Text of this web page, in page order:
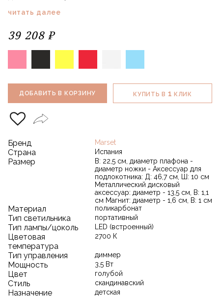
читать далее
39 208 ₽
ДОБАВИТЬ В КОРЗИНУ КУПИТЬ В 1 КЛИК
Бренд Marset
Страна Испания
Размер
В: 22,5 см, диаметр плафона -
диаметр ножки - Аксессуар для
подлокотника: Д: 46,7 см, Ш: 10 см
Металлический дисковый
аксессуар: диаметр - 13,5 см, В: 1,1
см Магнит: диаметр - 1,6 см, В: 1 см
Материал поликарбонат
Тип светильника портативный
Тип лампы/цоколь LED (встроенный)
Цветовая
температура
2700 К
Тип управления диммер
Мощность 3,5 Вт
Цвет голубой
Стиль скандинавский
Назначение детская